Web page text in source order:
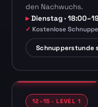
den Nachwuchs.
Dienstag ·
Kostenlose
Schnupperstunde
12–15 · LEVEL 1